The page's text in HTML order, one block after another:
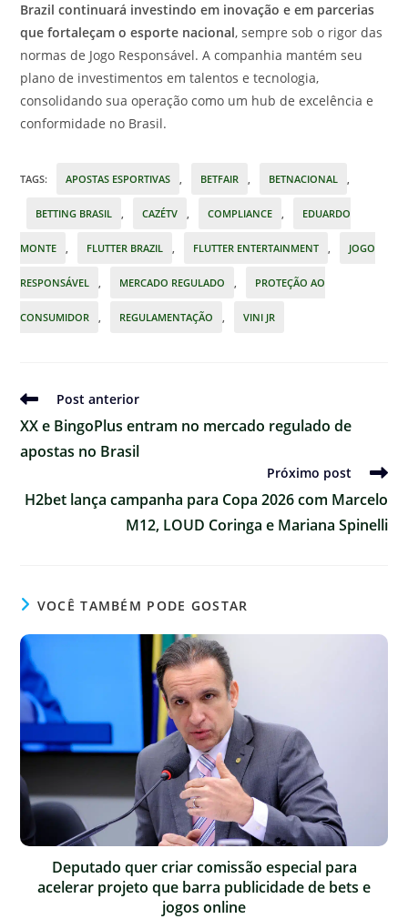
Brazil continuará investindo em inovação e em parcerias
que fortaleçam o esporte nacional, sempre sob o rigor das
normas de Jogo Responsável. A companhia mantém seu
plano de investimentos em talentos e tecnologia,
consolidando sua operação como um hub de excelência e
conformidade no Brasil.
TAGS: APOSTAS ESPORTIVAS , BETFAIR , BETNACIONAL ,
BETTING BRASIL , CAZÉTV , COMPLIANCE , EDUARDO
MONTE , FLUTTER BRAZIL , FLUTTER ENTERTAINMENT , JOGO
RESPONSÁVEL , MERCADO REGULADO , PROTEÇÃO AO
CONSUMIDOR , REGULAMENTAÇÃO , VINI JR
Ler
artigos
Post anterior
XX e BingoPlus entram no mercado regulado de
apostas no Brasil
Próximo post
H2bet lança campanha para Copa 2026 com Marcelo
M12, LOUD Coringa e Mariana Spinelli
VOCÊ TAMBÉM PODE GOSTAR
Deputado quer criar comissão especial para
acelerar projeto que barra publicidade de bets e
jogos online